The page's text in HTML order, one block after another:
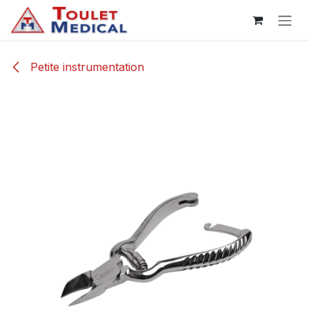
Se rendre au contenu
Petite instrumentation